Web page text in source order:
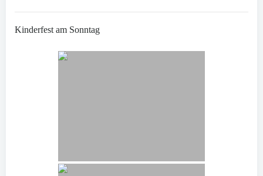
Kinderfest am Sonntag